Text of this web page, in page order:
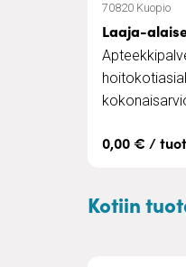
70820 Kuopio
Laaja-
0,00 € /
Kotiin